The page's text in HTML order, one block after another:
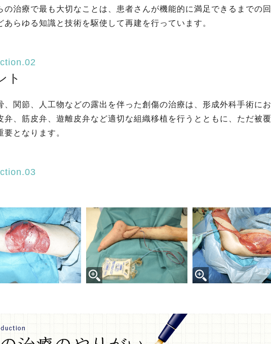
の治療で最も大切なことは、患者さんが機能的に満足できるまでの
あらゆる知識と技術を駆使して再建を行っています。
ト
関節、人工物などの露出を伴った創傷の治療は、形成外科手術に
弁、筋皮弁、遊離皮弁など適切な組織移植を行うとともに、ただ被
要となります。